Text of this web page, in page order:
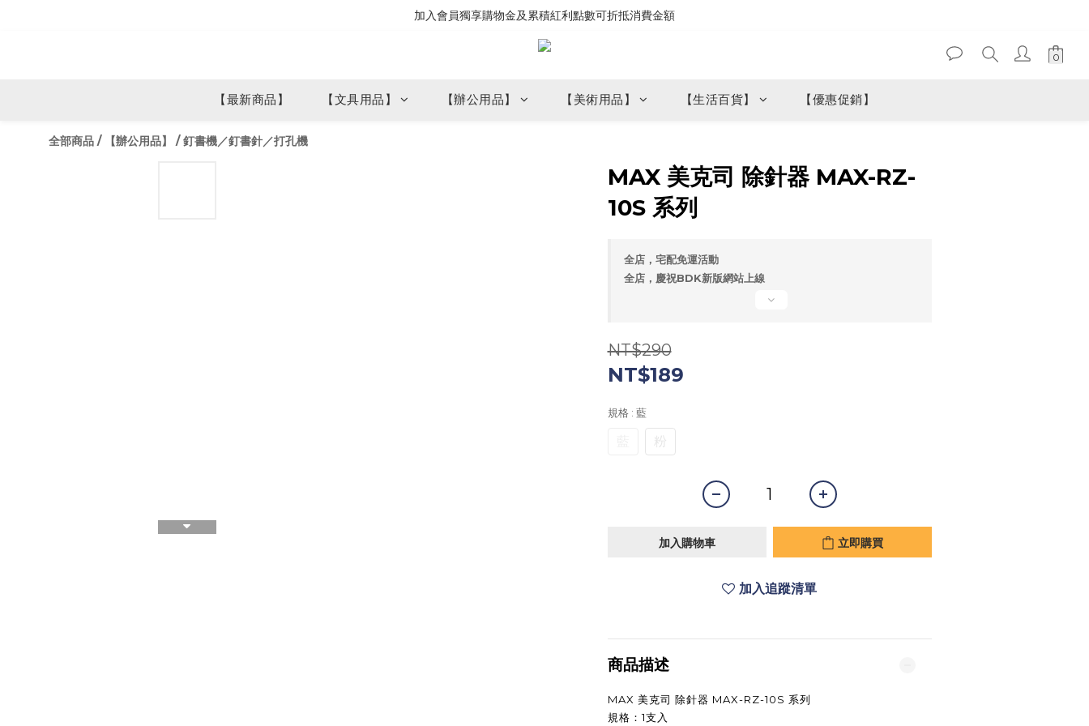
加入會員獨享購物金及累積紅利點數可折抵消費金額
【最新商品】 【文具用品】 【辦公用品】 【美術用品】 【生活百貨】 【優惠促銷】
全部商品 / 【辦公用品】 /釘書機／釘書針／打孔機
MAX 美克司 除針器 MAX-RZ-
10S 系列
全店，宅配免運活動
全店，慶祝BDK新版網站上線
NT$290
NT$189
規格 : 藍
粉
加入購物車 立即購買
加入追蹤清單
商品描述
MAX 美克司 除針器 MAX-RZ-10S 系列
規格：1支入